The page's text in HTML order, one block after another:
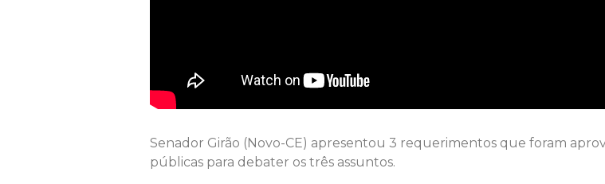
Senador Girão (Novo-CE) apresentou 3 requerimentos que foram
públicas para debater os três assuntos.